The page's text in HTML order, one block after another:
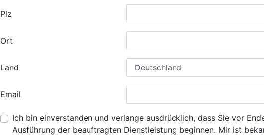
Plz
Ort
Land
Email
Ich bin einverstanden und verlange ausdrücklich, dass Sie vor
Ausführung der beauftragten Dienstleistung beginnen. Mir ist